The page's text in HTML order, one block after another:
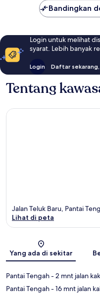
Bandingkan
Login untuk melihat
syarat. Lebih banyak
Login Daftar
Tentang
Jalan Teluk Baru, Pantai
Lihat di peta
Yang ada di sekitar
Pantai Tengah- 2 mnt jalan
Pantai Tengah- 16 mnt jalan